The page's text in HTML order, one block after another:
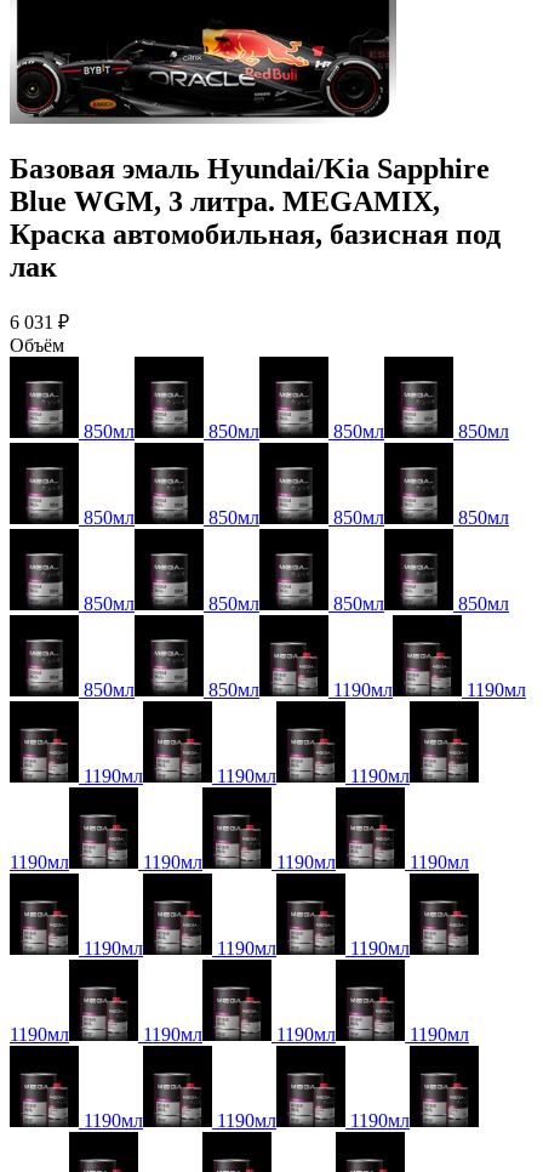
Базовая эмаль Hyundai/Kia Sapphire
Blue WGM, 3 литра. MEGAMIX,
Краска автомобильная, базисная под
лак
6 031 ₽
Объём
850мл 850мл 850мл 850мл
850мл 850мл 850мл 850мл
850мл 850мл 850мл 850мл
850мл 850мл 1190мл 1190мл
1190мл 1190мл 1190мл
1190мл 1190мл 1190мл 1190мл
1190мл 1190мл 1190мл
1190мл 1190мл 1190мл 1190мл
1190мл 1190мл 1190мл